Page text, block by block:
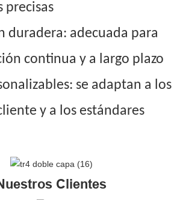
precisas
duradera: adecuada para
continua y a largo plazo
se adaptan a los
y a los estándares
Clientes